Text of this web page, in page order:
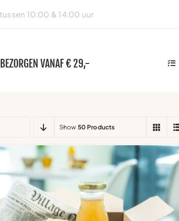
10:00 & 14:00 uur
VANAF € 29,-
Show 50 Products